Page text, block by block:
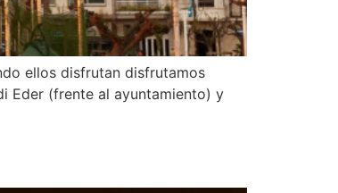
ellos disfrutan disfrutamos
Eder (frente al ayuntamiento) y